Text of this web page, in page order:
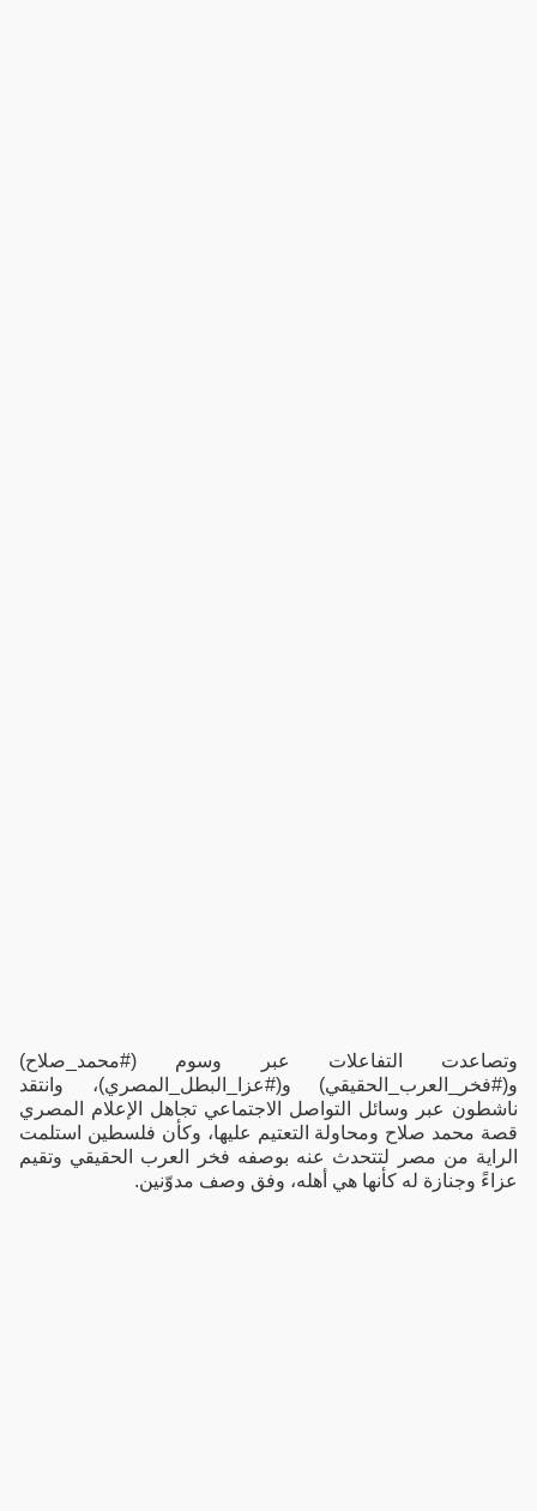
وتصاعدت التفاعلات عبر وسوم (#محمد_صلاح)
و(#فخر_العرب_الحقيقي) و(#عزا_البطل_المصري)، وانتقد
ناشطون عبر وسائل التواصل الاجتماعي تجاهل الإعلام المصري
قصة محمد صلاح ومحاولة التعتيم عليها، وكأن فلسطين استلمت
الراية من مصر لتتحدث عنه بوصفه فخر العرب الحقيقي وتقيم
عزاءً وجنازة له كأنها هي أهله، وفق وصف مدوّنين.